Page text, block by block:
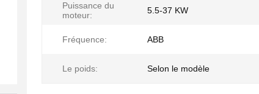
Puissance du
moteur:
5.5-37 KW
Fréquence: ABB
Le poids: Selon le modèle